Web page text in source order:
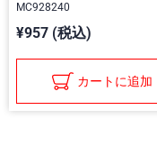
MC928240
¥957 (税込)
カートに追加